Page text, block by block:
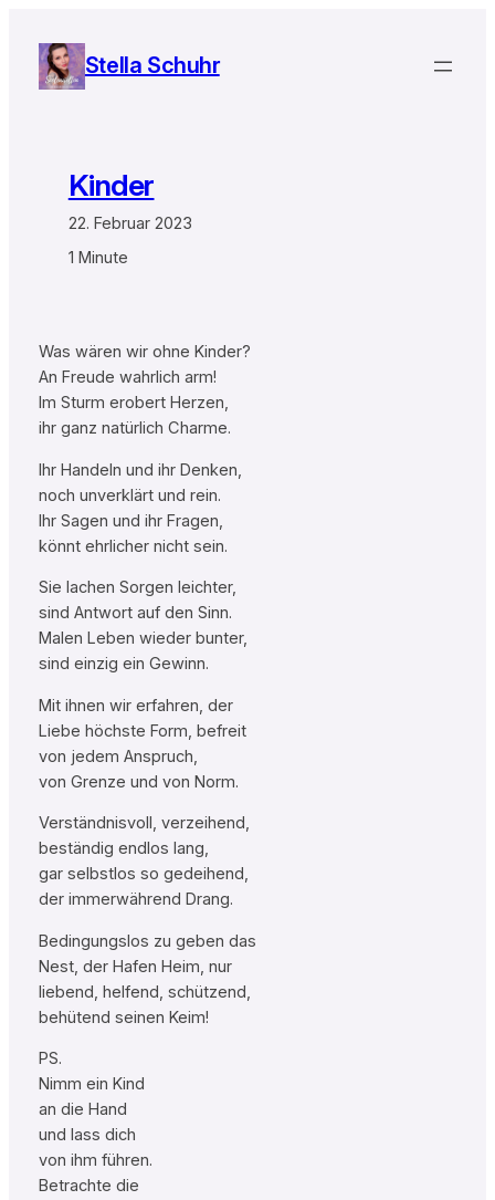
Inhalt
springen
Stella Schuhr
Kinder
22. Februar 2023
1 Minute
Was wären wir ohne Kinder?
An Freude wahrlich arm!
Im Sturm erobert Herzen,
ihr ganz natürlich Charme.
Ihr Handeln und ihr Denken,
noch unverklärt und rein.
Ihr Sagen und ihr Fragen,
könnt ehrlicher nicht sein.
Sie lachen Sorgen leichter,
sind Antwort auf den Sinn.
Malen Leben wieder bunter,
sind einzig ein Gewinn.
Mit ihnen wir erfahren, der
Liebe höchste Form, befreit
von jedem Anspruch,
von Grenze und von Norm.
Verständnisvoll, verzeihend,
beständig endlos lang,
gar selbstlos so gedeihend,
der immerwährend Drang.
Bedingungslos zu geben das
Nest, der Hafen Heim, nur
liebend, helfend, schützend,
behütend seinen Keim!
PS.
Nimm ein Kind
an die Hand
und lass dich
von ihm führen.
Betrachte die